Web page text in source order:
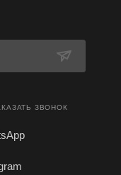
ЗВОНОК